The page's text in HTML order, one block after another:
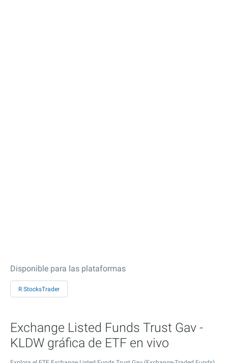
Disponible para las plataformas
R StocksTrader
Exchange Listed Funds Trust Gav -
KLDW gráfica de ETF en vivo